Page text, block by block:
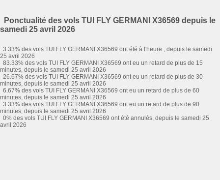
Ponctualité des vols TUI FLY GERMANI X36569 depuis le
samedi 25 avril 2026
3.33% des vols TUI FLY GERMANI X36569 ont été à l'heure , depuis le samedi
25 avril 2026
83.33% des vols TUI FLY GERMANI X36569 ont eu un retard de plus de 15
minutes, depuis le samedi 25 avril 2026
26.67% des vols TUI FLY GERMANI X36569 ont eu un retard de plus de 30
minutes, depuis le samedi 25 avril 2026
6.67% des vols TUI FLY GERMANI X36569 ont eu un retard de plus de 60
minutes, depuis le samedi 25 avril 2026
3.33% des vols TUI FLY GERMANI X36569 ont eu un retard de plus de 90
minutes, depuis le samedi 25 avril 2026
0% des vols TUI FLY GERMANI X36569 ont été annulés, depuis le samedi 25
avril 2026